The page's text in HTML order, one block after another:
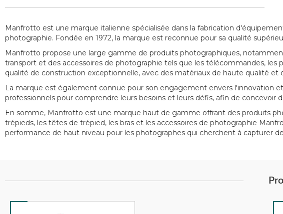
Manfrotto est une marque italienne spécialisée dans la fabrication
photographie. Fondée en 1972, la marque est reconnue pour sa qualité
Manfrotto propose une large gamme de produits photographiques,
transport et des accessoires de photographie tels que les télécommandes,
qualité de construction exceptionnelle, avec des matériaux de haute qualité
La marque est également connue pour son engagement envers l'innovation
professionnels pour comprendre leurs besoins et leurs défis, afin de
En somme, Manfrotto est une marque haut de gamme offrant des produits
trépieds, les têtes de trépied, les bras et les accessoires de photographie
performance de haut niveau pour les photographes qui cherchent à capturer